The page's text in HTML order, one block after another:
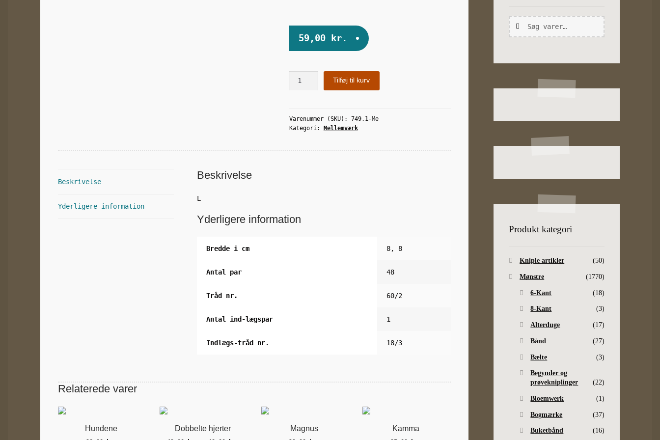
59,00 kr.
Tilføj til kurv
Varenummer (SKU): 749.1-Me
Kategori: Mellemværk
Beskrivelse
Yderligere information
Beskrivelse
L
Yderligere information
Bredde i cm 8, 8
Antal par 48
Tråd nr. 60/2
Antal ind-lægspar 1
Indlægs-tråd nr. 18/3
Relaterede varer
Hundene Dobbelte hjerter Magnus Kamma
Søg
efter:
Søg
Produkt kategori
Kniple artikler (50)
Mønstre (1770)
6-Kant (18)
8-Kant (3)
Alterduge (17)
Bånd (27)
Bælte (3)
Begynder og
prøvekniplinger
(22)
Bloemwerk (1)
Bogmærke (37)
Buketbånd (16)